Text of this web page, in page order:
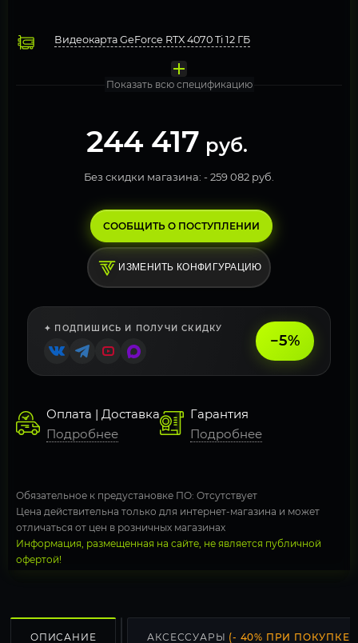
Видеокарта GeForce RTX 4070 Ti 12 ГБ
Показать всю спецификацию
244 417 руб.
Без скидки магазина: -259 082 руб.
СООБЩИТЬ О ПОСТУПЛЕНИИ
ИЗМЕНИТЬ КОНФИГУРАЦИЮ
✦ ПОДПИШИСЬ И ПОЛУЧИ СКИДКУ
−5%
Оплата | Доставка
Подробнее
Гарантия
Подробнее
Обязательное к предустановке ПО: Отсутствует
Цена действительна только для интернет-магазина и может
отличаться от цен в розничных магазинах
Информация, размещенная на сайте, не является публичной
офертой!
ОПИСАНИЕ АКСЕССУАРЫ (- 40% ПРИ ПОКУПКЕ